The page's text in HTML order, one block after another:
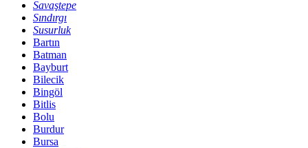
Savaştepe
Sındırgı
Susurluk
Bartın
Batman
Bayburt
Bilecik
Bingöl
Bitlis
Bolu
Burdur
Bursa